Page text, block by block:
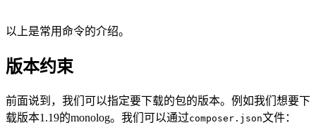
以上是常用命令的介绍。
版本约束
前面说到，我们可以指定要下载的包的版本。例如我们想要下
载版本1.19的monolog。我们可以通过composer.json文件：